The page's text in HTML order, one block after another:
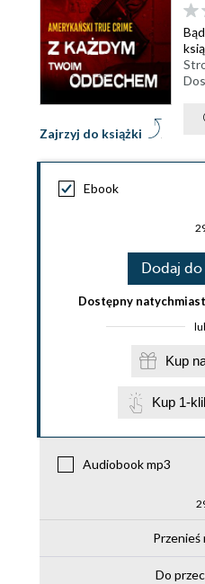
Zajrzyj do książki
Ebook
Dodaj
Dostępny
Kup 1-
Audiobook mp3
Przenieś
Do